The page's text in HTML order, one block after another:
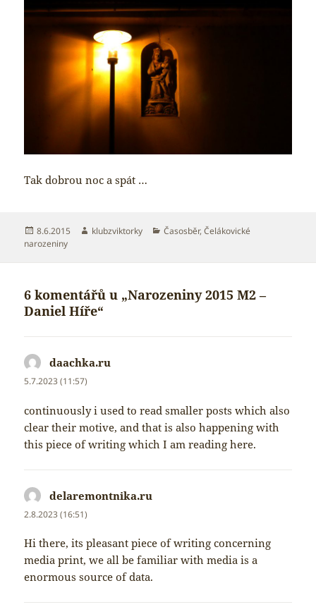
Tak dobrou noc a spát …
Publikováno:
8.6.2015 Autor:
klubzviktorky Rubriky:
Časosběr,Čelákovické
narozeniny
6 komentářů u „Narozeniny 2015 M2 –
Daniel Híře“
daachka.ru
5.7.2023 (11:57)
continuously i used to read smaller posts which also
clear their motive, and that is also happening with
this piece of writing which I am reading here.
delaremontnika.ru
2.8.2023 (16:51)
Hi there, its pleasant piece of writing concerning
media print, we all be familiar with media is a
enormous source of data.